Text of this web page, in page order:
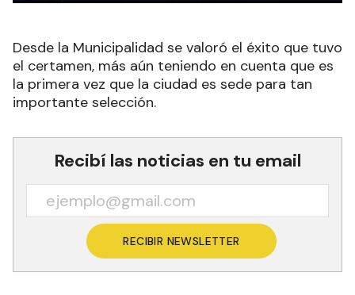
Desde la Municipalidad se valoró el éxito que tuvo
el certamen, más aún teniendo en cuenta que es
la primera vez que la ciudad es sede para tan
importante selección.
Recibí las noticias en tu email
RECIBIR NEWSLETTER